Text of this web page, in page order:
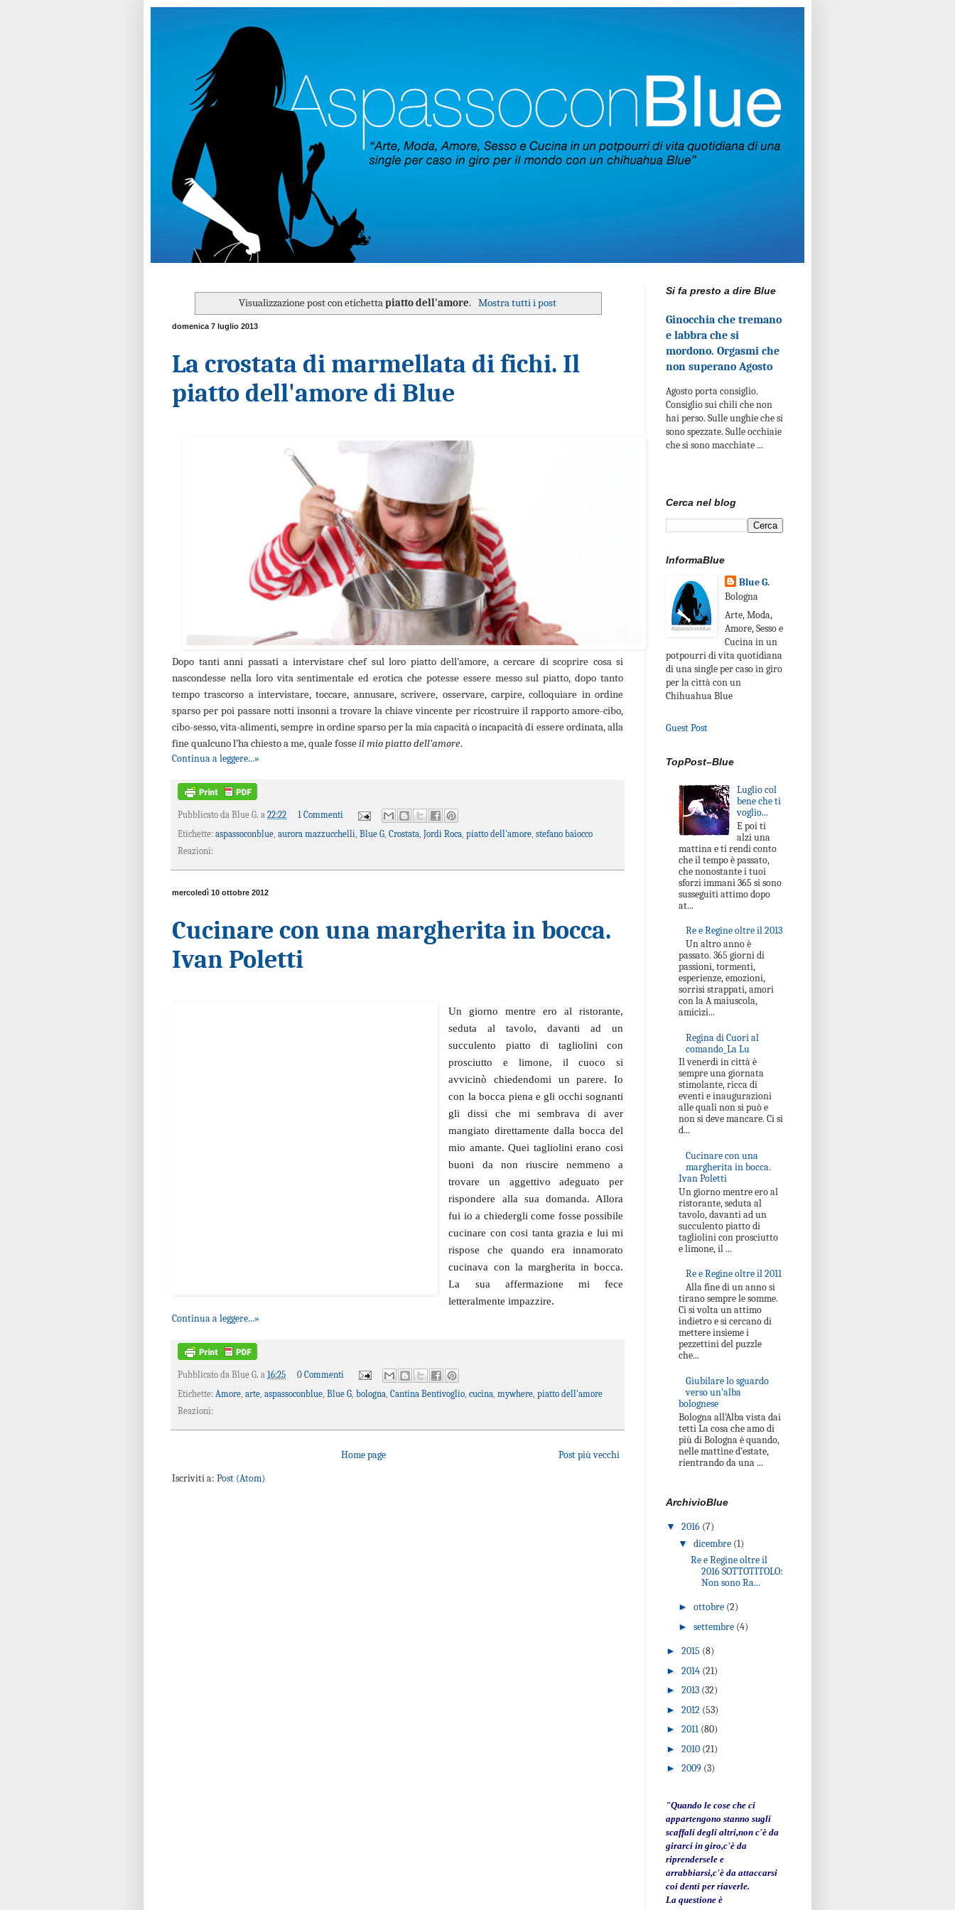
Visualizzazione post con etichettapiatto dell'amore. Mostra tutti i post
domenica 7 luglio 2013
La crostata di marmellata di fichi. Il
piatto dell'amore di Blue
Dopo tanti anni passati a intervistare chef sul loro piatto dell’amore, a cercare di scoprire cosa si
nascondesse nella loro vita sentimentale ed erotica che potesse essere messo sul piatto, dopo tanto
tempo trascorso a intervistare, toccare, annusare, scrivere, osservare, carpire, colloquiare in ordine
sparso per poi passare notti insonni a trovare la chiave vincente per ricostruire il rapporto amore-cibo,
cibo-sesso, vita-alimenti, sempre in ordine sparso per la mia capacità o incapacità di essere ordinata, alla
fine qualcuno l’ha chiesto a me, quale fosseil mio piatto dell’amore.
Continua a leggere...»
Pubblicato da Blue G. a 22:22
1 Commenti
Etichette: aspassoconblue, aurora mazzucchelli, Blue G, Crostata, Jordi Roca, piatto dell'amore, stefano baiocco
Reazioni:
mercoledì 10 ottobre 2012
Cucinare con una margherita in bocca.
Ivan Poletti
Un giorno mentre ero al ristorante,
seduta al tavolo, davanti ad un
succulento piatto di tagliolini con
prosciutto e limone, il cuoco si
avvicinò chiedendomi un parere. Io
con la bocca piena e gli occhi sognanti
gli dissi che mi sembrava di aver
mangiato direttamente dalla bocca del
mio amante. Quei tagliolini erano cosi
buoni da non riuscire nemmeno a
trovare un aggettivo adeguato per
rispondere alla sua domanda. Allora
fui io a chiedergli come fosse possibile
cucinare con cosi tanta grazia e lui mi
rispose che quando era innamorato
cucinava con la margherita in bocca.
La sua affermazione mi fece
letteralmente impazzire.
Continua a leggere...»
Pubblicato da Blue G. a 16:25
0 Commenti
Etichette: Amore, arte, aspassoconblue, Blue G, bologna, Cantina Bentivoglio, cucina, mywhere, piatto dell'amore
Reazioni:
Post più vecchi
Home page
Iscriviti a: Post (Atom)
Si fa presto a dire Blue
Ginocchia che tremano
e labbra che si
mordono. Orgasmi che
non superano Agosto
Agosto porta consiglio.
Consiglio sui chili che non
hai perso. Sulle unghie che si
sono spezzate. Sulle occhiaie
che si sono macchiate ...
Cerca nel blog
InformaBlue
Blue G.
Bologna
Arte, Moda,
Amore, Sesso e
Cucina in un
potpourri di vita quotidiana
di una single per caso in giro
per la città con un
Chihuahua Blue
Guest Post
TopPost–Blue
Luglio col
bene che ti
voglio...
E poi ti
alzi una
mattina e ti rendi conto
che il tempo è passato,
che nonostante i tuoi
sforzi immani 365 si sono
susseguiti attimo dopo
at...
Re e Regine oltre il 2013
Un altro anno è
passato. 365 giorni di
passioni, tormenti,
esperienze, emozioni,
sorrisi strappati, amori
con la A maiuscola,
amicizi...
Regina di Cuori al
comando_La Lu
Il venerdì in città è
sempre una giornata
stimolante, ricca di
eventi e inaugurazioni
alle quali non si può e
non si deve mancare. Ci si
d...
Cucinare con una
margherita in bocca.
Ivan Poletti
Un giorno mentre ero al
ristorante, seduta al
tavolo, davanti ad un
succulento piatto di
tagliolini con prosciutto
e limone, il ...
Re e Regine oltre il 2011
Alla fine di un anno si
tirano sempre le somme.
Ci si volta un attimo
indietro e si cercano di
mettere insieme i
pezzettini del puzzle
che...
Giubilare lo sguardo
verso un'alba
bolognese
Bologna all'Alba vista dai
tetti La cosa che amo di
più di Bologna è quando,
nelle mattine d’estate,
rientrando da una ...
ArchivioBlue
▼ 2016 (7)
▼ dicembre (1)
Re e Regine oltre il
2016 SOTTOTITOLO:
Non sono Ra...
► ottobre (2)
► settembre (4)
► 2015 (8)
► 2014 (21)
► 2013 (32)
► 2012 (53)
► 2011 (80)
► 2010 (21)
► 2009 (3)
"Quando le cose che ci
appartengono stanno sugli
scaffali degli altri,non c'è da
girarci in giro,c'è da
riprendersele e
arrabbiarsi,c'è da attaccarsi
coi denti per riaverle.
La questione è